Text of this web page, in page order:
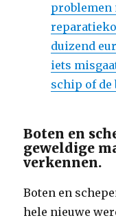
problemen
duizend
iets
schip of de
Boten en
geweldige
verkennen.
Boten en
hele nieuwe